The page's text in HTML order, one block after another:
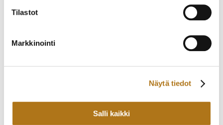
Tilastot
Markkinointi
Näytä tiedot
Salli kaikki
ROBERT FRAME-001
ARSA KÄYTTÄMÄTÖN
TASKUKELLO
225,00€